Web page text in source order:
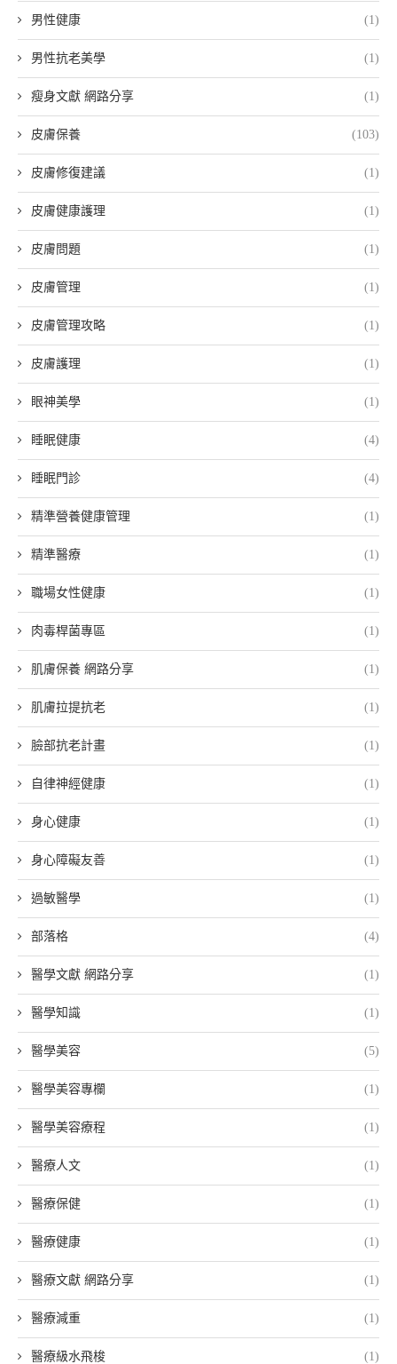
男性健康 (1)
男性抗老美學 (1)
瘦身文獻 網路分享 (1)
皮膚保養 (103)
皮膚修復建議 (1)
皮膚健康護理 (1)
皮膚問題 (1)
皮膚管理 (1)
皮膚管理攻略 (1)
皮膚護理 (1)
眼神美學 (1)
睡眠健康 (4)
睡眠門診 (4)
精準營養健康管理 (1)
精準醫療 (1)
職場女性健康 (1)
肉毒桿菌專區 (1)
肌膚保養 網路分享 (1)
肌膚拉提抗老 (1)
臉部抗老計畫 (1)
自律神經健康 (1)
身心健康 (1)
身心障礙友善 (1)
過敏醫學 (1)
部落格 (4)
醫學文獻 網路分享 (1)
醫學知識 (1)
醫學美容 (5)
醫學美容專欄 (1)
醫學美容療程 (1)
醫療人文 (1)
醫療保健 (1)
醫療健康 (1)
醫療文獻 網路分享 (1)
醫療減重 (1)
醫療級水飛梭 (1)